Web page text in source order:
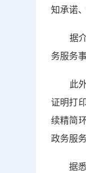
知承诺
据介
务服务
此外
证明打
续精简
政务服
据悉，